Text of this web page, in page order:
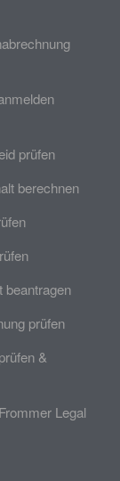
prüfen
berechnen
beantragen
prüfen
&
Legal